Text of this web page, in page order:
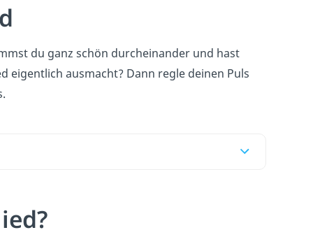
du ganz schön durcheinander und hast
eigentlich ausmacht? Dann regle deinen Puls